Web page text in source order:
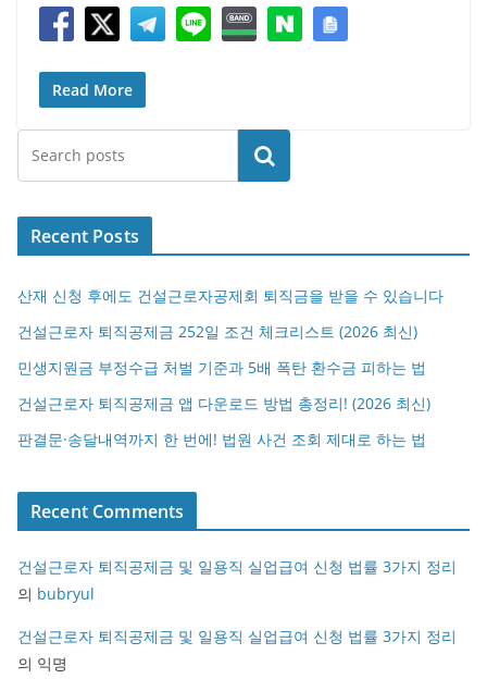
Read More
검색
Recent Posts
산재 신청 후에도 건설근로자공제회 퇴직금을 받을 수 있습니다
건설근로자 퇴직공제금 252일 조건 체크리스트 (2026 최신)
민생지원금 부정수급 처벌 기준과 5배 폭탄 환수금 피하는 법
건설근로자 퇴직공제금 앱 다운로드 방법 총정리! (2026 최신)
판결문·송달내역까지 한 번에! 법원 사건 조회 제대로 하는 법
Recent Comments
건설근로자 퇴직공제금 및 일용직 실업급여 신청 법률 3가지 정리
의 bubryul
건설근로자 퇴직공제금 및 일용직 실업급여 신청 법률 3가지 정리
의 익명